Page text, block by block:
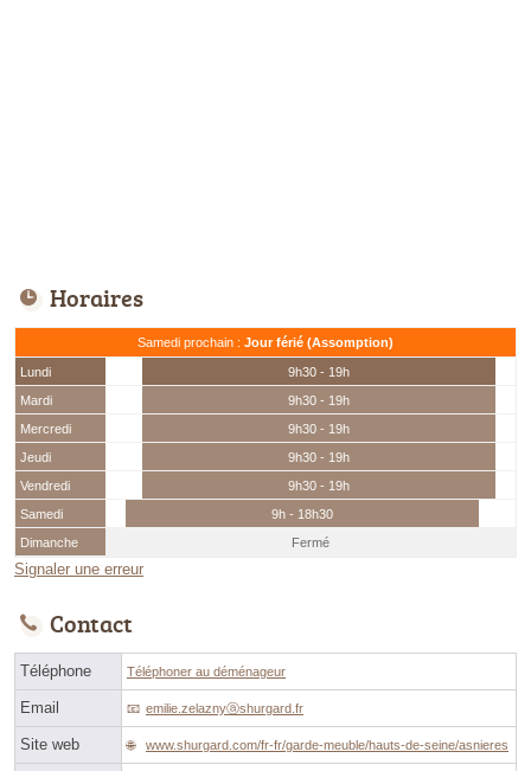
Horaires
Samedi prochain : Jour férié (Assomption)
Lundi
9h30 - 19h
Mardi
9h30 - 19h
Mercredi
9h30 - 19h
Jeudi
9h30 - 19h
Vendredi
9h30 - 19h
Samedi
9h - 18h30
Dimanche
Fermé
Signaler une erreur
Contact
Téléphone Téléphoner au déménageur
Email emilie.zelaznyⓐshurgard.fr
Site web www.shurgard.com/fr-fr/garde-meuble/hauts-de-seine/asnieres